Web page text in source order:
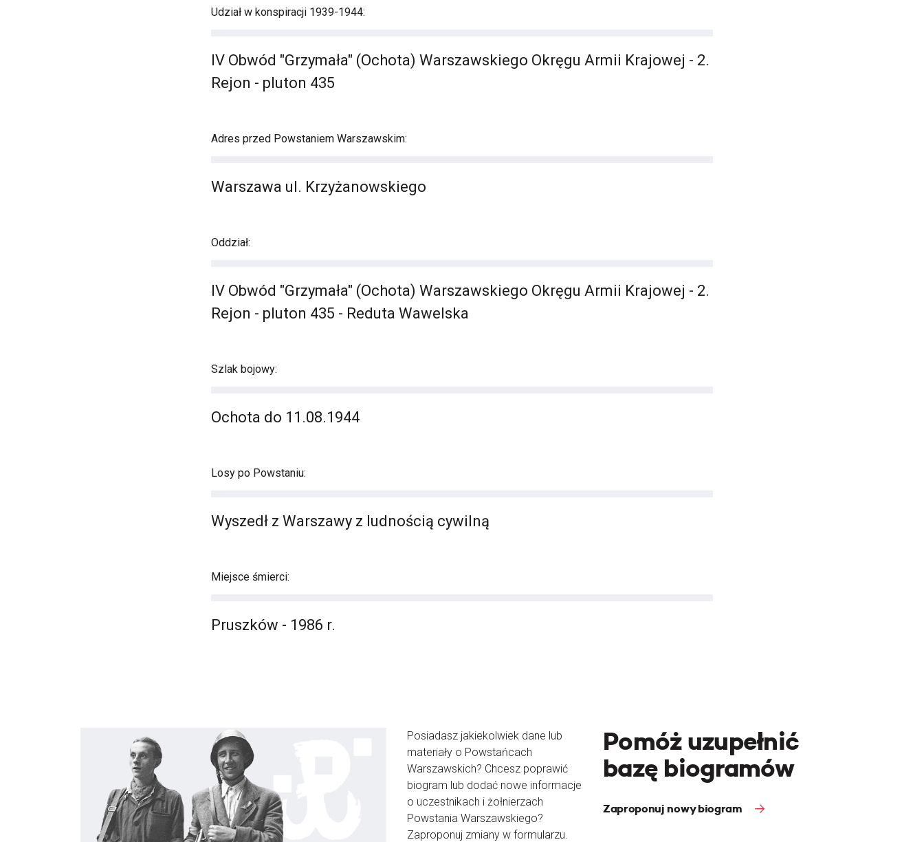
Udział w konspiracji 1939-1944:
IV Obwód "Grzymała" (Ochota) Warszawskiego Okręgu Armii Krajowej - 2.
Rejon - pluton 435
Adres przed Powstaniem Warszawskim:
Warszawa ul. Krzyżanowskiego
Oddział:
IV Obwód "Grzymała" (Ochota) Warszawskiego Okręgu Armii Krajowej - 2.
Rejon - pluton 435 - Reduta Wawelska
Szlak bojowy:
Ochota do 11.08.1944
Losy po Powstaniu:
Wyszedł z Warszawy z ludnością cywilną
Miejsce śmierci:
Pruszków - 1986 r.
Posiadasz jakiekolwiek dane lub
materiały o Powstańcach
Warszawskich? Chcesz poprawić
biogram lub dodać nowe informacje
o uczestnikach i żołnierzach
Powstania Warszawskiego?
Zaproponuj zmiany w formularzu.
Pomóż uzupełnić
bazę biogramów
Zaproponuj nowy biogram